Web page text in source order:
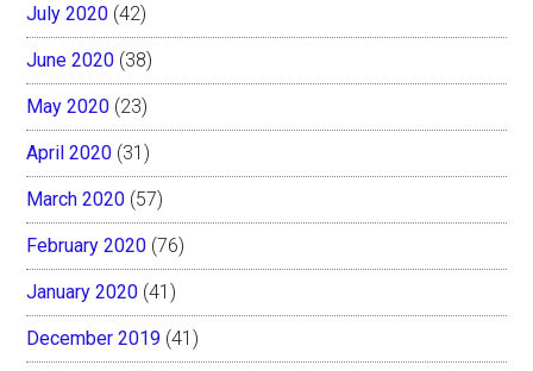
July 2020 (42)
June 2020 (38)
May 2020 (23)
April 2020 (31)
March 2020 (57)
February 2020 (76)
January 2020 (41)
December 2019 (41)